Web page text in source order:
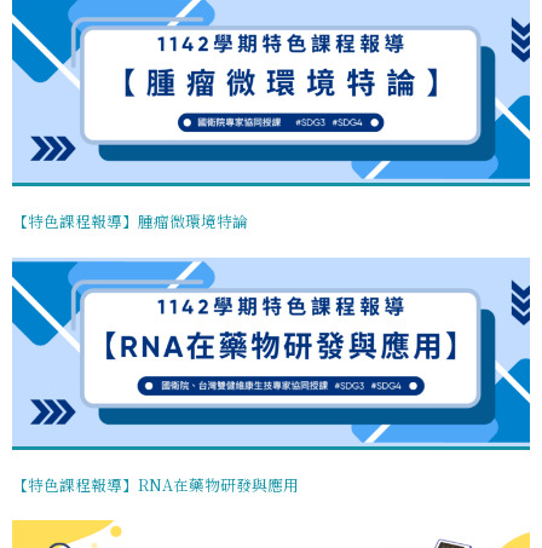
【特色課程報導】腫瘤微環境特論
【特色課程報導】RNA在藥物研發與應用